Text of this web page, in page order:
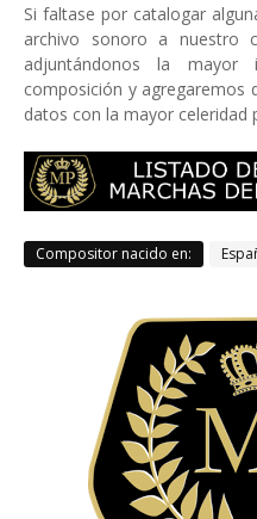
Si faltase por catalogar
archivo sonoro a nuestro
adjuntándonos la mayor
composición y agregaremos
datos con la mayor celeridad
Compositor nacido en: